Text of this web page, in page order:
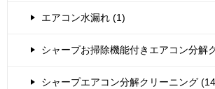
エアコン水漏れ (1)
シャープお掃除機能付きエアコン分解
シャープエアコン分解クリーニング